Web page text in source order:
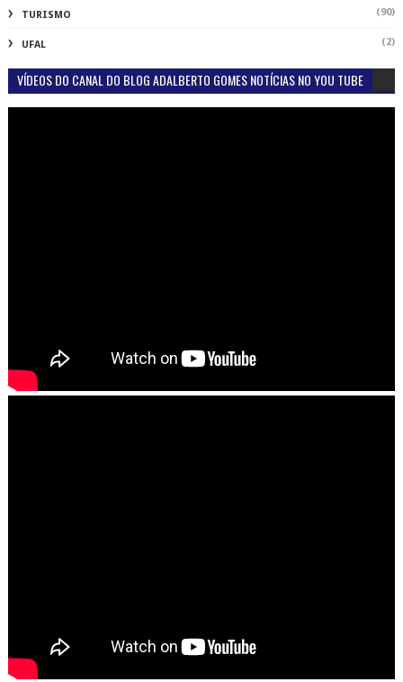
TURISMO (90)
UFAL (2)
VÍDEOS DO CANAL DO BLOG ADALBERTO GOMES NOTÍCIAS NO YOU TUBE